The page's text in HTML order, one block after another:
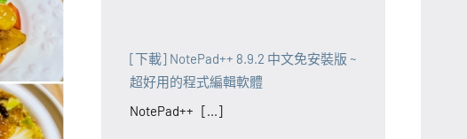
[下載] NotePad++ 8.9.2 中文免安裝版 ~
超好用的程式編輯軟體
NotePad++ [...]